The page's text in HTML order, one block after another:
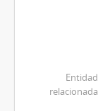
Entidad
relacionada